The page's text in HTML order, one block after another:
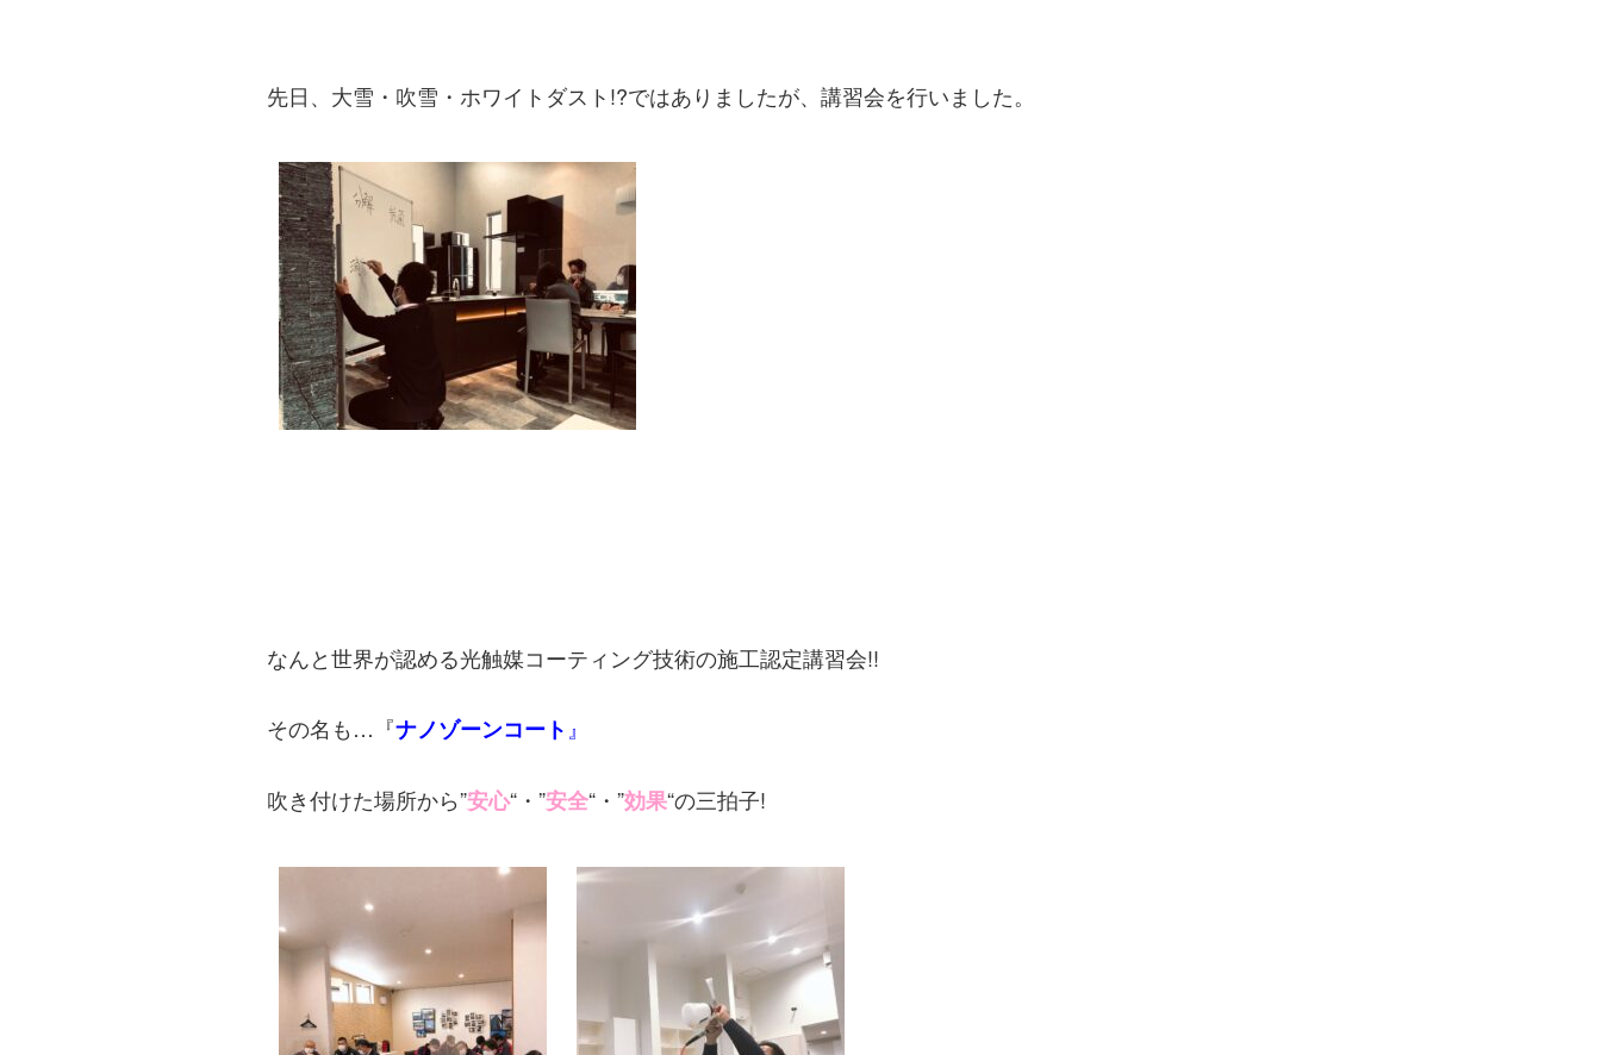
先日、大雪・吹雪・ホワイトダスト!?ではありましたが、講習会を行いました。
なんと世界が認める光触媒コーティング技術の施工認定講習会!!
その名も…『ナノゾーンコート』
吹き付けた場所から”安心“・”安全“・”効果“の三拍子!